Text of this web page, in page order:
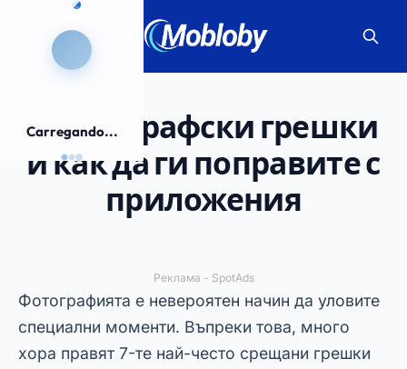
Carregando...
7 фотографски грешки
и как да ги поправите с
приложения
Реклама - SpotAds
Фотографията е невероятен начин да уловите
специални моменти. Въпреки това, много
хора правят 7-те най-често срещани грешки